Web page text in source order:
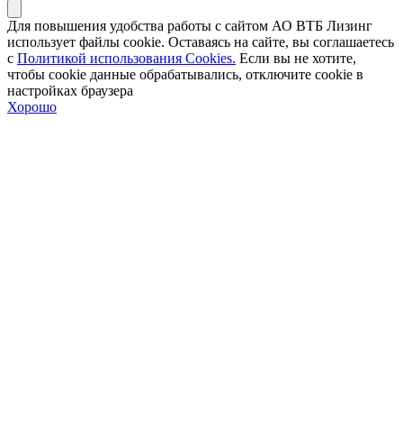
Для повышения удобства работы с сайтом АО ВТБ Лизинг
использует файлы cookie. Оставаясь на сайте, вы соглашаетесь
с Политикой использования Cookies. Если вы не хотите,
чтобы сookie данные обрабатывались, отключите cookie в
настройках браузера
Хорошо